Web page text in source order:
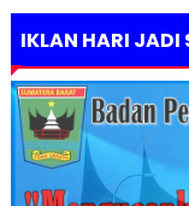
IKLAN HARI JADI